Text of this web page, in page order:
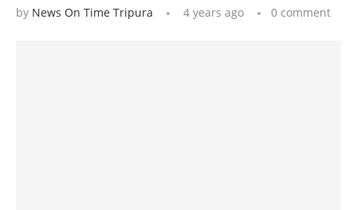
by News On Time Tripura 4 years ago 0 comment